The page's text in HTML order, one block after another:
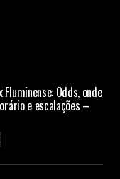
Fluminense: Odds, onde
e escalações –